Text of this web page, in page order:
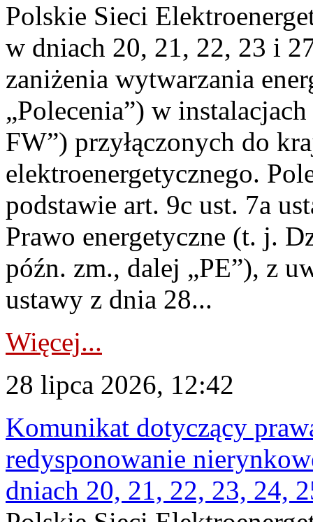
Polskie Sieci
w dniach 20, 21, 22, 23 i
zaniżenia wytwarzania
„Polecenia”) w
FW”) przyłączonych do
elektroenergetycznego.
podstawie art. 9c ust. 7a
Prawo energetyczne (t. j.
późn. zm., dalej „PE”), z
ustawy z dnia 28...
Więcej...
28 lipca 2026, 12:42
Komunikat dotyczący
redysponowanie
dniach 20, 21, 22, 23, 24,